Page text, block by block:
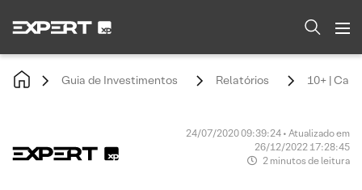
Guia de Investimentos Relatórios 10+ |
24/07/2020 09:39:24 • Atualizado em
26/12/2022 17:28:45
2 minutos de leitura